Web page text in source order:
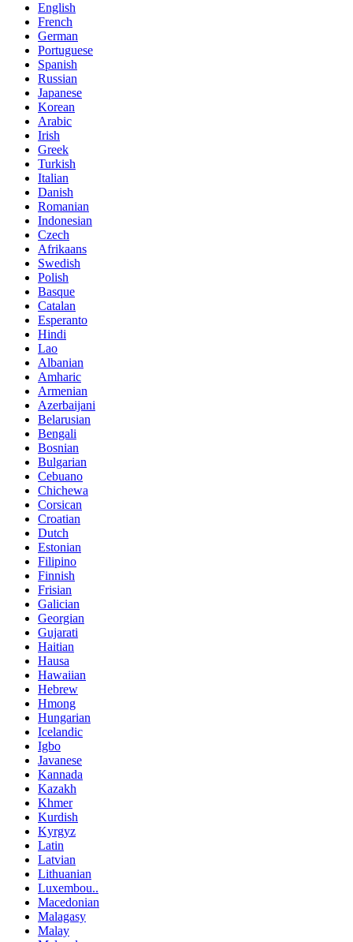
English
French
German
Portuguese
Spanish
Russian
Japanese
Korean
Arabic
Irish
Greek
Turkish
Italian
Danish
Romanian
Indonesian
Czech
Afrikaans
Swedish
Polish
Basque
Catalan
Esperanto
Hindi
Lao
Albanian
Amharic
Armenian
Azerbaijani
Belarusian
Bengali
Bosnian
Bulgarian
Cebuano
Chichewa
Corsican
Croatian
Dutch
Estonian
Filipino
Finnish
Frisian
Galician
Georgian
Gujarati
Haitian
Hausa
Hawaiian
Hebrew
Hmong
Hungarian
Icelandic
Igbo
Javanese
Kannada
Kazakh
Khmer
Kurdish
Kyrgyz
Latin
Latvian
Lithuanian
Luxembou..
Macedonian
Malagasy
Malay